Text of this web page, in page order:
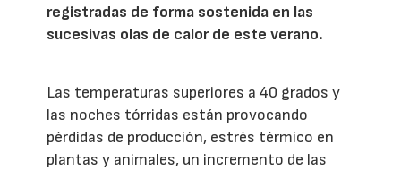
registradas de forma sostenida en las
sucesivas olas de calor de este verano.
Las temperaturas superiores a 40 grados y
las noches tórridas están provocando
pérdidas de producción, estrés térmico en
plantas y animales, un incremento de las